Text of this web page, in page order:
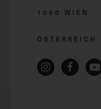
1090 WIEN
ÖSTERREICH